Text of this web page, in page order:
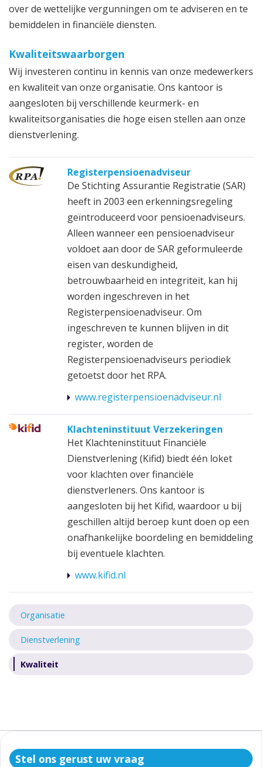
over de wettelijke vergunningen om te adviseren en te
bemiddelen in financiële diensten.
Kwaliteitswaarborgen
Wij investeren continu in kennis van onze medewerkers
en kwaliteit van onze organisatie. Ons kantoor is
aangesloten bij verschillende keurmerk- en
kwaliteitsorganisaties die hoge eisen stellen aan onze
dienstverlening.
Registerpensioenadviseur
De Stichting Assurantie Registratie (SAR)
heeft in 2003 een erkenningsregeling
geïntroduceerd voor pensioenadviseurs.
Alleen wanneer een pensioenadviseur
voldoet aan door de SAR geformuleerde
eisen van deskundigheid,
betrouwbaarheid en integriteit, kan hij
worden ingeschreven in het
Registerpensioenadviseur. Om
ingeschreven te kunnen blijven in dit
register, worden de
Registerpensioenadviseurs periodiek
getoetst door het RPA.
www.registerpensioenadviseur.nl
Klachteninstituut Verzekeringen
Het Klachteninstituut Financiële
Dienstverlening (Kifid) biedt één loket
voor klachten over financiële
dienstverleners. Ons kantoor is
aangesloten bij het Kifid, waardoor u bij
geschillen altijd beroep kunt doen op een
onafhankelijke boordeling en bemiddeling
bij eventuele klachten.
www.kifid.nl
Organisatie
Dienstverlening
Kwaliteit
Stel ons gerust uw vraag